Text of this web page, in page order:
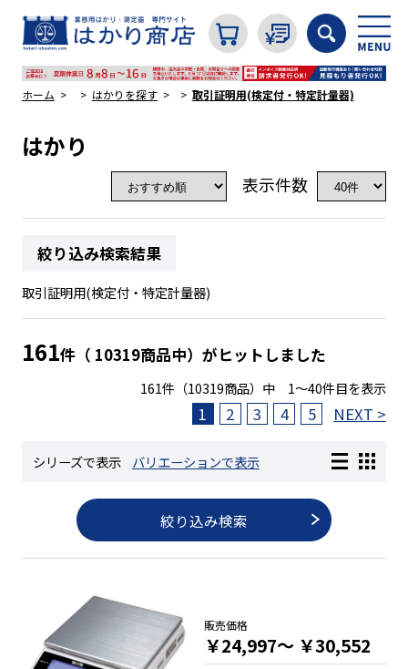
長さ測定器
濃度・環境測定
レベル・勾配測定
ホーム はかりを探す 取引証明用(検定付・特定計量器)
はかり
表示件数
絞り込み検索結果
取引証明用(検定付・特定計量器)
161件（ 10319商品中）がヒットしました
161件（10319商品）中 1～40件目を表示
1 2 3 4 5 NEXT >
シリーズで表示 バリエーションで表示
絞り込み検索
販売価格
￥24,997～ ￥30,552